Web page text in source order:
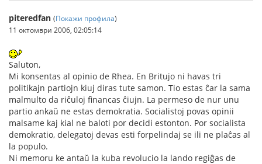
piteredfan (Покажи профила)
11 октомври 2006, 02:05:14
Saluton,
Mi konsentas al opinio de Rhea. En Britujo ni havas tri
politikajn partiojn kiuj diras tute samon. Tio estas ĉar la sama
malmulto da riĉuloj financas ĉiujn. La permeso de nur unu
partio ankaŭ ne estas demokratia. Socialistoj povas opinii
malsame kaj kial ne baloti por decidi estonton. Por socialista
demokratio, delegatoj devas esti forpelindaj se ili ne plaĉas al
la populo.
Ni memoru ke antaŭ la kuba revolucio la lando regiĝas de